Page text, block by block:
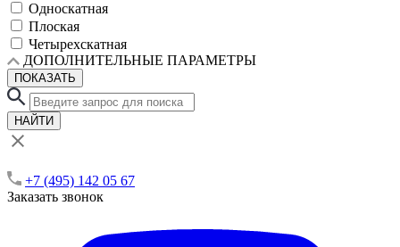
Односкатная
Плоская
Четырехскатная
ДОПОЛНИТЕЛЬНЫЕ ПАРАМЕТРЫ
ПОКАЗАТЬ
НАЙТИ
+7 (495) 142 05 67
Заказать звонок